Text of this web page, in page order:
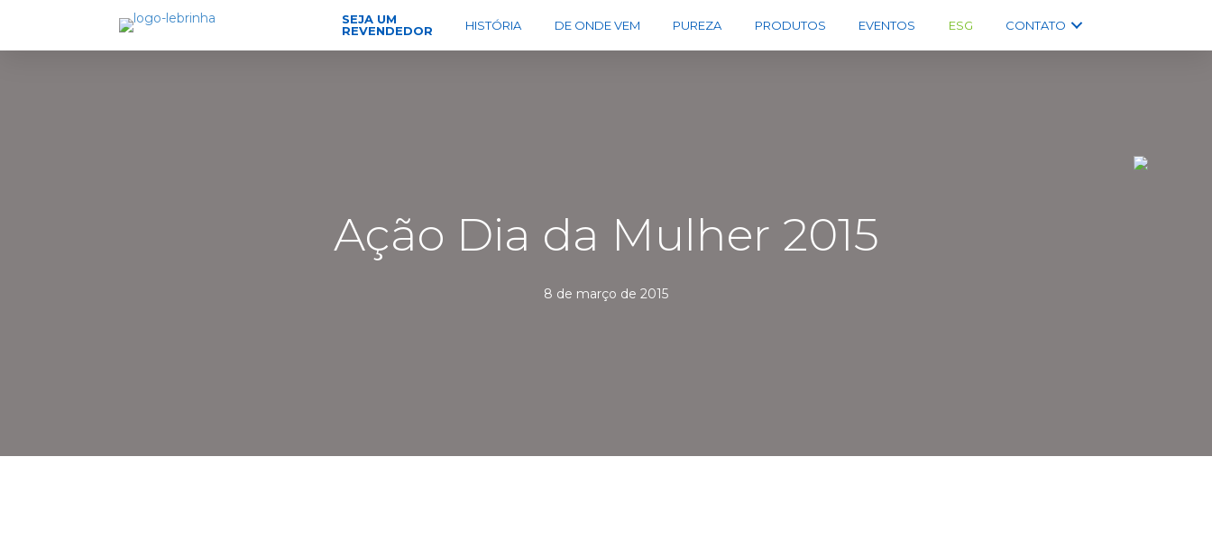
SEJA UM
REVENDEDOR
HISTÓRIA DE ONDE VEM PUREZA PRODUTOS EVENTOS ESG CONTATO
Ação Dia da Mulher 2015
8 de março de 2015